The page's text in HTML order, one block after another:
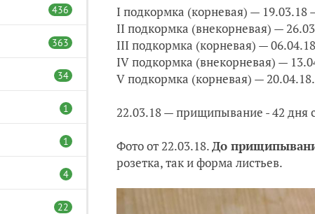
436
363
34
1
1
4
22
I подкормка (корневая) — 19.03.18
II подкормка (внекорневая) —
III подкормка (корневая) —
IV подкормка (внекорневая) —
V подкормка (корневая) — 20.04.18.
22.03.18 — прищипывание - 42 дня
Фото от 22.03.18.До
розетка, так и форма листьев.